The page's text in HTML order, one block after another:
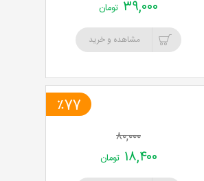
۳۹,۰۰۰ تومان
مشاهده و خرید
٪77
۸۰,۰۰۰
۱۸,۴۰۰ تومان